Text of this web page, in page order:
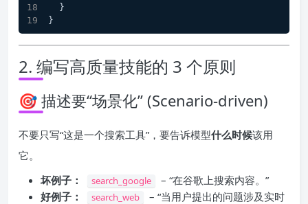
}
}
2. 编写高质量技能的 3 个原则
🎯 描述要“场景化” (Scenario-driven)
不要只写“这是一个搜索工具”，要告诉模型什么时候该用
它。
坏例子：
search_google
– “在谷歌上搜索内容。”
好例子：
search_web
– “当用户提出的问题涉及实时